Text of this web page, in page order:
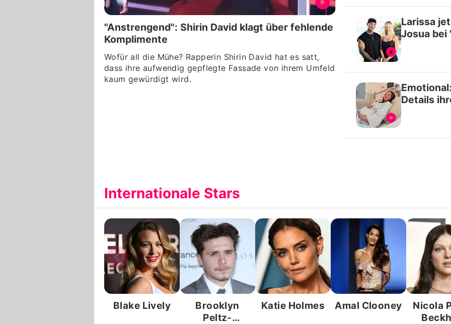
"Anstrengend": Shirin David klagt über fehlende
Komplimente
Wofür all die Mühe? Rapperin Shirin David hat es satt,
dass ihre aufwendig gepflegte Fassade von ihrem Umfeld
kaum gewürdigt wird.
Larissa
Josua bei
Details
Internationale Stars
Blake Lively
Brooklyn
Peltz-
Katie Holmes Amal Clooney
Nicola